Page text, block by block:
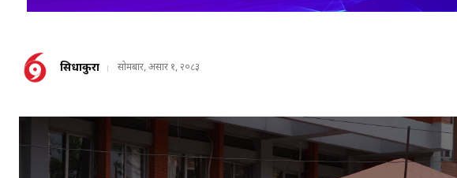
सिधाकुरा सोमबार, असार १, २०८३